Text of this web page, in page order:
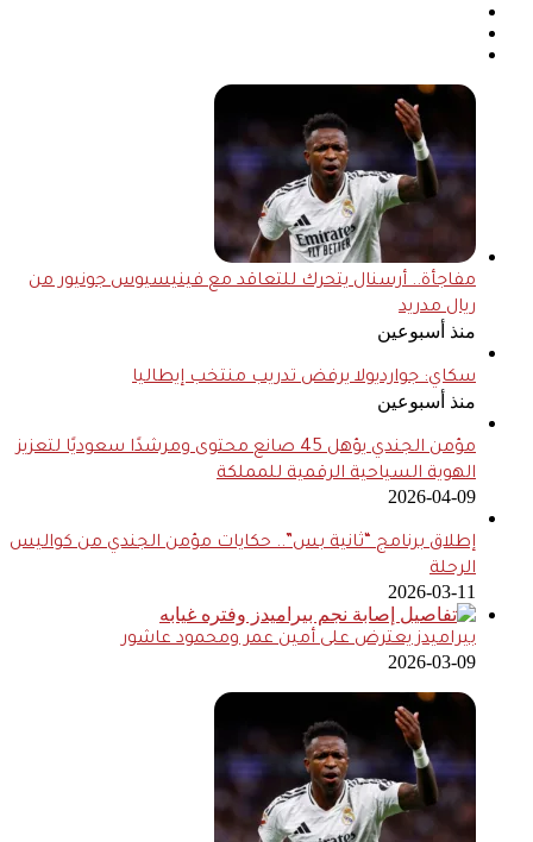
مفاجأة.. أرسنال يتحرك للتعاقد مع فينيسيوس جونيور من
ريال مدريد
منذ أسبوعين
سكاي: جوارديولا يرفض تدريب منتخب إيطاليا
منذ أسبوعين
مؤمن الجندي يؤهل 45 صانع محتوى ومرشدًا سعوديًا لتعزيز
الهوية السياحية الرقمية للمملكة
2026-04-09
إطلاق برنامج “ثانية بس”.. حكايات مؤمن الجندي من كواليس
الرحلة
2026-03-11
بيراميدز يعترض على أمين عمر ومحمود عاشور
2026-03-09